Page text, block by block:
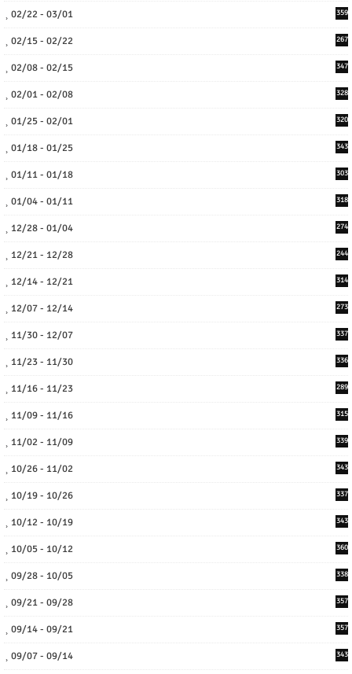
02/22 - 03/01 359
02/15 - 02/22 267
02/08 - 02/15 347
02/01 - 02/08 328
01/25 - 02/01 320
01/18 - 01/25 343
01/11 - 01/18 303
01/04 - 01/11 318
12/28 - 01/04 274
12/21 - 12/28 244
12/14 - 12/21 314
12/07 - 12/14 273
11/30 - 12/07 337
11/23 - 11/30 336
11/16 - 11/23 289
11/09 - 11/16 315
11/02 - 11/09 339
10/26 - 11/02 343
10/19 - 10/26 337
10/12 - 10/19 343
10/05 - 10/12 360
09/28 - 10/05 338
09/21 - 09/28 357
09/14 - 09/21 357
09/07 - 09/14 343